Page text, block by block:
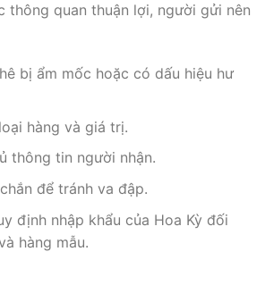
thông quan thuận lợi, người gửi nên
bị ẩm mốc hoặc có dấu hiệu hư
hàng và giá trị.
thông tin người nhận.
để tránh va đập.
định nhập khẩu của Hoa Kỳ đối
hàng mẫu.